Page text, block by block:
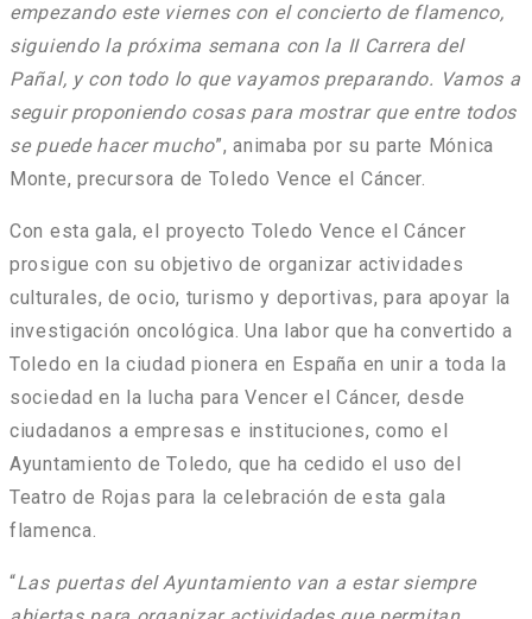
empezando este viernes con el concierto de flamenco,
siguiendo la próxima semana con la II Carrera del
Pañal, y con todo lo que vayamos preparando. Vamos a
seguir proponiendo cosas para mostrar que entre todos
se puede hacer mucho”, animaba por su parte Mónica
Monte, precursora de Toledo Vence el Cáncer.
Con esta gala, el proyecto Toledo Vence el Cáncer
prosigue con su objetivo de organizar actividades
culturales, de ocio, turismo y deportivas, para apoyar la
investigación oncológica. Una labor que ha convertido a
Toledo en la ciudad pionera en España en unir a toda la
sociedad en la lucha para Vencer el Cáncer, desde
ciudadanos a empresas e instituciones, como el
Ayuntamiento de Toledo, que ha cedido el uso del
Teatro de Rojas para la celebración de esta gala
flamenca.
“Las puertas del Ayuntamiento van a estar siempre